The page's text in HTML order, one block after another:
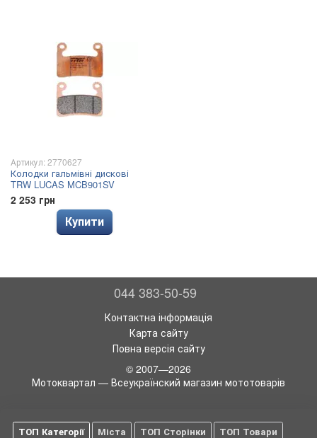
Артикул: 2770627
Колодки гальмівні дискові
TRW LUCAS MCB901SV
2 253 грн
Купити
044 383-50-59
Контактна інформація
Карта сайту
Повна версія сайту
© 2007—2026
Мотоквартал — Всеукраїнский магазин мототоварів
ТОП Категорії Міста ТОП Сторінки ТОП Товари